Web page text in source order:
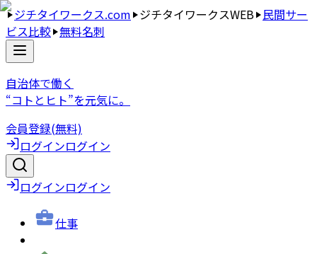
ジチタイワークス.com ジチタイワークスWEB 民間サー
ビス比較 無料名刺
自治体で働く
“コトとヒト”を元気に。
会員登録(無料)
ログインログイン
ログインログイン
仕事